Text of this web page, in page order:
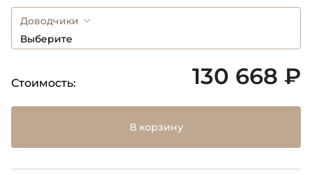
Доводчики
Выберите
Стоимость: 130 668 ₽
В корзину